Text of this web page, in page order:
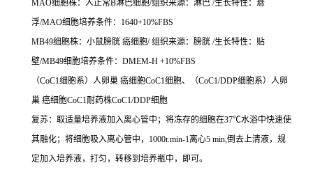
MAO细胞株：人正常B淋巴细胞/组织来源：淋巴 /生长特性：悬
浮/MAO细胞培养条件：1640+10%FBS
MB49细胞株：小鼠膀胱 癌细胞/ 组织来源：膀胱 /生长特性：贴
壁/MB49细胞培养条件：DMEM-H +10%FBS
（CoC1细胞系）人卵巢 癌细胞CoC1细胞、（CoC1/DDP细胞系）人卵
巢 癌细胞CoC1耐药株CoC1/DDP细胞
复苏：取适量培养液加入离心管中；将冻存的细胞在37℃水浴中快速使
其融化；将细胞吸入离心管中，1000r.min-1离心5 min,倒去上清液，规
定加入培养液，打匀，转移到培养瓶中，即可。